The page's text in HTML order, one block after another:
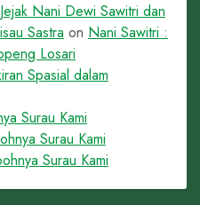
Nani Dewi Sawitri dan
Sastra on Nani Sawitri :
Losari
Spasial dalam
Surau Kami
Surau Kami
Surau Kami